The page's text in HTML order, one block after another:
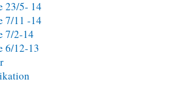
23/5- 14
7/11 -14
7/2-14
6/12-13